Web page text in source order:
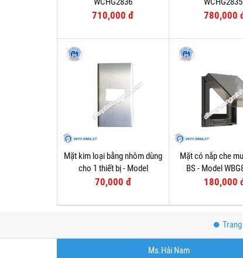
710,000 đ 780,000
Mặt kim loại bằng nhôm dùng
cho 1 thiết bị - Model
WEG6501-1
70,000 đ
Mặt có nắp che
BS - Model
180,000
Ms.Hải Nam